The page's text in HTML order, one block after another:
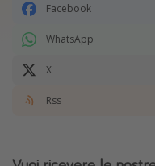
Facebook
WhatsApp
X
Rss